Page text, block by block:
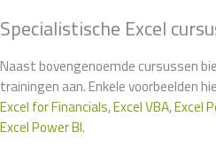
Specialistische Excel
Naast bovengenoemde cursussen
trainingen aan. Enkele voorbeelden
Excel for Financials,Excel VBA,Excel
Excel Power BI.